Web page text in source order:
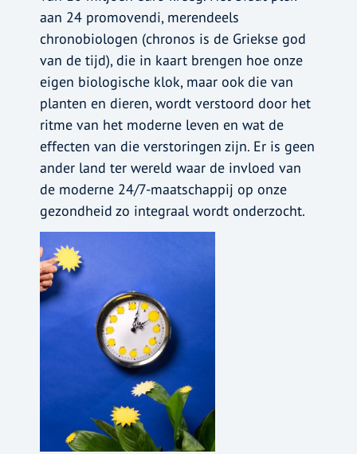
aan 24 promovendi, merendeels
chronobiologen (chronos is de Griekse god
van de tijd), die in kaart brengen hoe onze
eigen biologische klok, maar ook die van
planten en dieren, wordt verstoord door het
ritme van het moderne leven en wat de
effecten van die verstoringen zijn. Er is geen
ander land ter wereld waar de invloed van
de moderne 24/7-maatschappij op onze
gezondheid zo integraal wordt onderzocht.